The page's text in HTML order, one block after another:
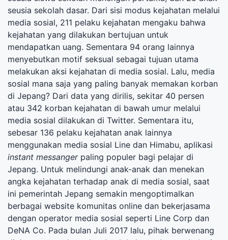
seusia sekolah dasar. Dari sisi modus kejahatan melalui
media sosial, 211 pelaku kejahatan mengaku bahwa
kejahatan yang dilakukan bertujuan untuk
mendapatkan uang. Sementara 94 orang lainnya
menyebutkan motif seksual sebagai tujuan utama
melakukan aksi kejahatan di media sosial. Lalu, media
sosial mana saja yang paling banyak memakan korban
di Jepang? Dari data yang dirilis, sekitar 40 persen
atau 342 korban kejahatan di bawah umur melalui
media sosial dilakukan di Twitter. Sementara itu,
sebesar 136 pelaku kejahatan anak lainnya
menggunakan media sosial Line dan Himabu, aplikasi
instant messanger paling populer bagi pelajar di
Jepang. Untuk melindungi anak-anak dan menekan
angka kejahatan terhadap anak di media sosial, saat
ini pemerintah Jepang semakin mengoptimalkan
berbagai website komunitas online dan bekerjasama
dengan operator media sosial seperti Line Corp dan
DeNA Co. Pada bulan Juli 2017 lalu, pihak berwenang